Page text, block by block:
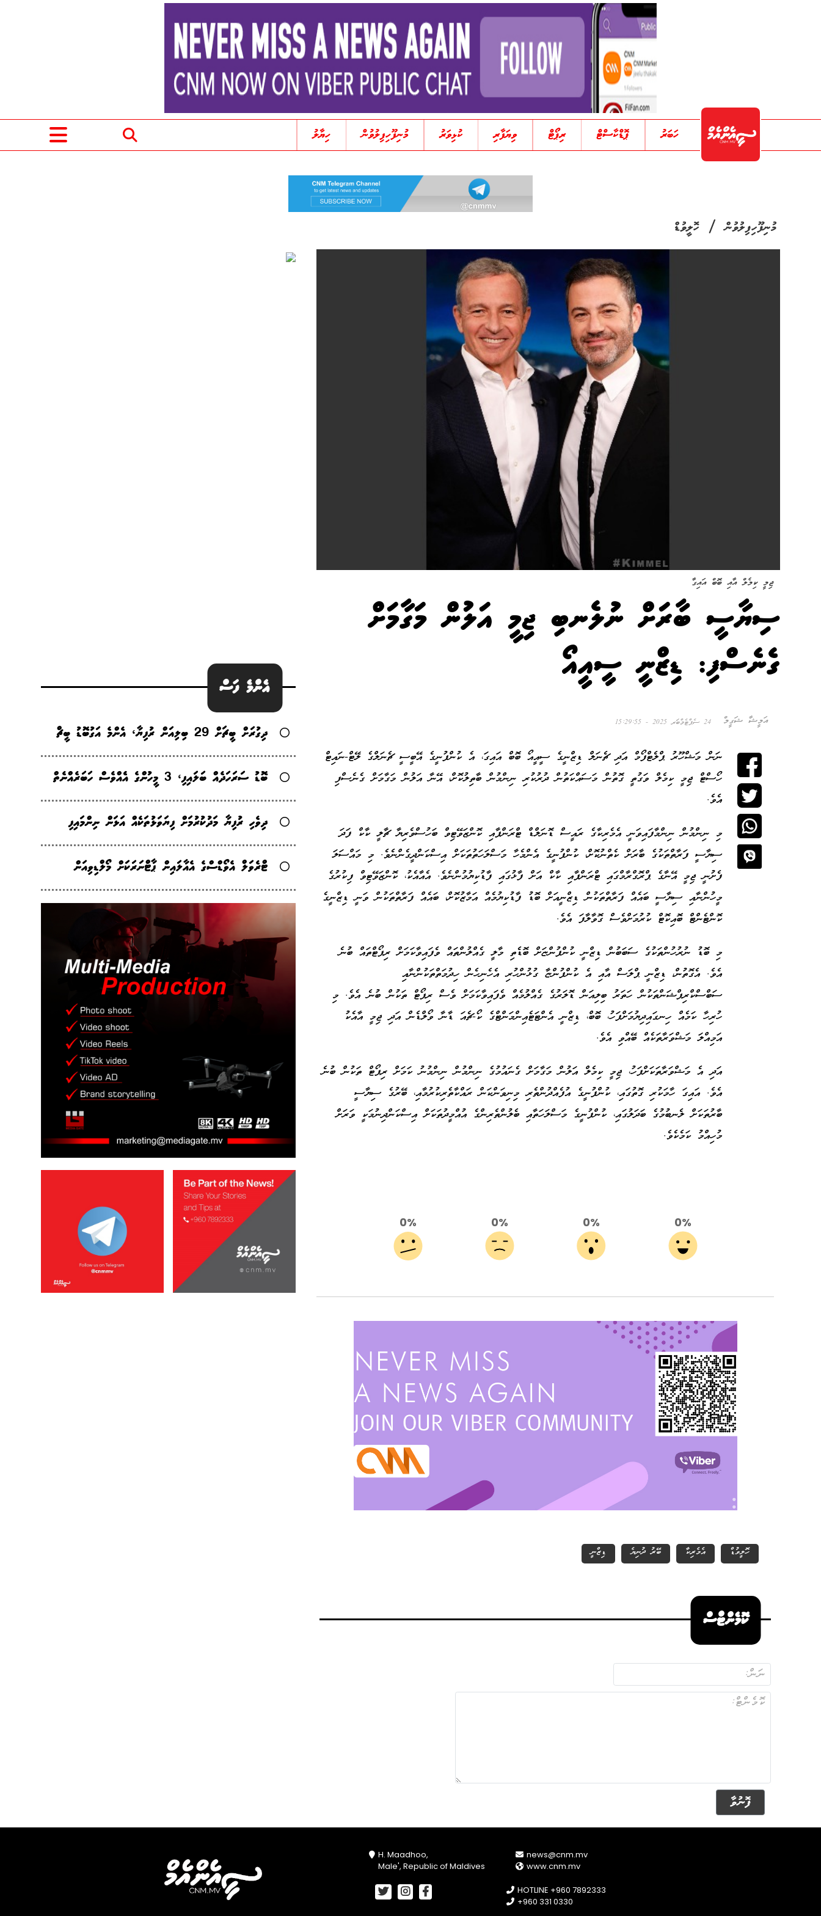
ހަބަރު ޕޮޑްކާސްޓް ރިޕޯޓް ވިޔަފާރި ކުޅިވަރު މުނިފޫހިފިލުވުން ހިޔާލު
މުނިފޫހިފިލުވުން/ ހޮލީވުޑް
ޖިމީ ކިމެލް އާއި ބޮބް އައިގާ
ސިޔާސީ ބާރަށް ނުލެނބި ޖިމީ އަލުން މަގާމަށް
ގެނެސްފި: ޑިޒްނީ ސީއީއޯ
އަމީޝާ ޝަގީމް 24 ސެޕްޓެމްބަރ 2025 - 15:29:55
ނަން މަޝްހޫރު ޕްލެޓްފޯމް އަދި ޗެނަލް ޑިޒްނީގެ ސީއީއޯ ބޮބް އައިގަ، އެ ކުންފުނީގެ އޭބީސީ ޗެނަލްގެ ލޭޓް-ނައިޓް
ހޯސްޓް ޖިމީ ކިމެލް ވަގުތީ ގޮތުން މަސައްކަތުން ދުރުކުރި ނިންމުން ބާތިލުކޮށް، އޭނާ އަލުން މަގާމަށް ގެނެސްފި
އެވެ.
މި ނިންމުން ނިންމާފައިވަނީ އެމެރިކާގެ ރައީސް ޑޮނަލްޑް ޓްރަންޕާއި ކޮންޒަވޭޓިވް ބަހުސްވެރިޔާ ޗާލީ ކާކް ފަދަ
ސިޔާސީ ފަރާތްތަކުގެ ބާރަށް ކެތްނުކޮށް، ކުންފުނީގެ އެންމެހާ މަސްލަހަތުތަކަށް އިސްކަންދީގެންނެވެ. މި މައްސަލަ
ފެށުނީ ޖިމީ އޭނާގެ ޕްރޮގްރާމްގައި ޓްރަންޕާއި ކާކް އަށް ފާޅުގައި ފާޑުކިޔުމުންނެވެ. އެއާއެކު، ކޮންޒަވޭޓިވް ފިކުރުގެ
މީހުންނާއި ސިޔާސީ ބައެއް ފަރާތްތަކުން ޑިޒްނީއަށް ބޮޑު ފާޑުކިޔުމެއް އަމާޒުކޮށް، ބައެއް ފަރާތްތަކުން ވަނީ ޑިޒްނީގެ
ކޮންޓެންޓް ބޮއިކޮޓް ކުރުމަށްވެސް ގޮވާލާފަ އެވެ.
މި ބޮޑު ނުރުހުންތަކުގެ ސަބަބުން ޑިޒްނީ ކުންފުންޏަށް ބޮޑެތި މާލީ ގެއްލުންތައް ވެފައިވާކަމަށް ރިޕޯޓްތައް ބުނެ
އެވެ. އެގޮތުން، ޑިޒްނީ ޕްލަސް އާއި އެ ކުންފުންޏާ ގުޅުންހުރި އެހެނިހެން ހިދުމަތްތަކުންނާއި
ސަބްސްކްރިޕްޝަންތަކުން ހަތަރު ބިލިއަން ޑޮލަރުގެ ގެއްލުމެއް ވެފައިވާކަމަށް ވެސް ރިޕޯޓް ތަކުން ބުނެ އެވެ. މި
ހުރިހާ ކަމެއް ހިނގައިދިޔުމަށްފަހު، ބޮބް، ޑިޒްނީ އެންޓަޓެއިންމަންޓްގެ ކޯ-ޗެއަ ޑާނާ ވޯލްޑެން އަދި ޖިމީ އާއެކު
އަމިއްލަ މަޝްވަރާތަކެއް ބޭއްވި އެވެ.
އަދި އެ މަޝްވަރާތަކަށްފަހު، ޖިމީ ކިމެލް އަލުން މަގާމަށް ގެނައުމުގެ ނިންމުން ނިންމުނު ކަމަށް ރިޕޯޓް ތަކުން ބުނެ
އެވެ. އައިގަ ހާމަކުރި ގޮތުގައި، ކުންފުނީގެ އުފެއްދުންތެރި މިނިވަންކަން ރައްކާތެރިކުރުމާއި، ބޭރުގެ ސިޔާސީ
ބާރުތަކަށް ލެނބުމުގެ ބަދަލުގައި، ކުންފުނީގެ މަސްލަހަތާއި ބެލުންތެރިންގެ އުއްމީދުތަކަށް އިސްކަންދިނުމަކީ ވަރަށް
މުހިއްމު ކަމެކެވެ.
0%
0%
0%
0%
ހޮލީވުޑް އެމެރިކާ ބޭރު ދުނިޔެ ޑިޒްނީ
ކޮމެންޓްސް
ފޮނުވާ
އެންމެ ފަސް
ދިގުރަށް ބީޗަށް 29 ބިލިއަން ރުފިޔާ، އެންމެ އަގުބޮޑު ބީޗް
ބޮޑު ސަރަހަދެއް ބަލައިފި، 3 މީހުންގެ އެެއްވެސް ހަބަރެއްނެތް
ދިވެހި ރުފިޔާ މަދުކުރުމަށް ފިޔަވަޅުތަކެއް އަޅަން ނިންމައިފި
ޓްރެވަލް އެވޯޑްސްގެ އެއާލައިން ޕާޓްނަރަކަށް މޯލްޑިވިއަން
H. Maadhoo,
Male', Republic of Maldives
news@cnm.mv
www.cnm.mv
HOTLINE +960 7892333
+960 331 0330